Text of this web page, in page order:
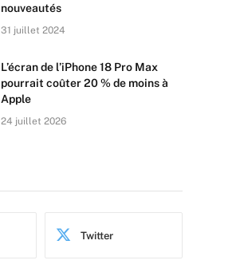
nouveautés
31 juillet 2024
L’écran de l’iPhone 18 Pro Max
pourrait coûter 20 % de moins à
Apple
24 juillet 2026
Twitter